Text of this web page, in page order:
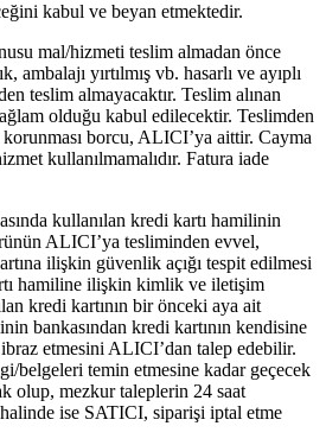
kabul ve beyan etmektedir.
mal/hizmeti teslim almadan önce
ambalajı yırtılmış vb. hasarlı ve ayıplı
teslim almayacaktır. Teslim alınan
olduğu kabul edilecektir. Teslimden
borcu, ALICI’ya aittir. Cayma
kullanılmamalıdır. Fatura iade
kullanılan kredi kartı hamilinin
ALICI’ya tesliminden evvel,
ilişkin güvenlik açığı tespit edilmesi
hamiline ilişkin kimlik ve iletişim
kredi kartının bir önceki aya ait
bankasından kredi kartının kendisine
etmesini ALICI’dan talep edebilir.
belgeleri temin etmesine kadar geçecek
olup, mezkur taleplerin 24 saat
halinde ise SATICI, siparişi iptal etme